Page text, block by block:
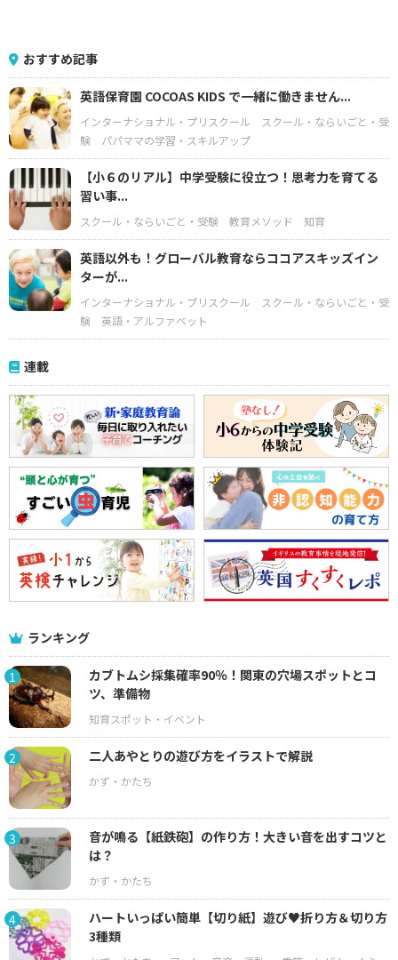
おすすめ記事
英語保育園 COCOAS KIDS で一緒に働きません...
インターナショナル・プリスクール
スクール・ならいごと・受
験
パパママの学習・スキルアップ
【小６のリアル】中学受験に役立つ！思考力を育てる
習い事...
スクール・ならいごと・受験 教育メソッド 知育
英語以外も！グローバル教育ならココアスキッズイン
ターが...
インターナショナル・プリスクール
スクール・ならいごと・受
験
英語・アルファベット
連載
ランキング
1
カブトムシ採集確率90％！関東の穴場スポットとコ
ツ、準備物
2 二人あやとりの遊び方をイラストで解説
3
音が鳴る【紙鉄砲】の作り方！大きい音を出すコツと
は？
4
ハートいっぱい簡単【切り紙】遊び♥折り方＆切り方
3種類